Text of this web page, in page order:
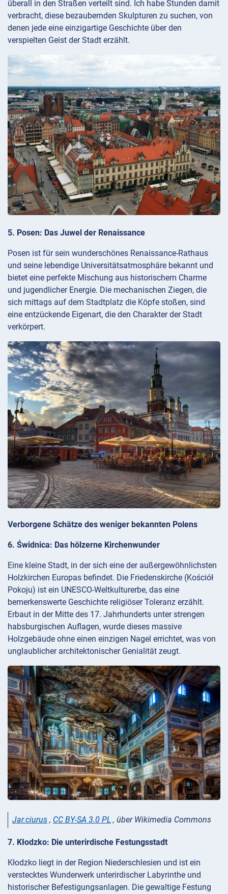
überall in den Straßen verteilt sind. Ich habe Stunden damit
verbracht, diese bezaubernden Skulpturen zu suchen, von
denen jede eine einzigartige Geschichte über den
verspielten Geist der Stadt erzählt.
5. Posen: Das Juwel der Renaissance
Posen ist für sein wunderschönes Renaissance-Rathaus
und seine lebendige Universitätsatmosphäre bekannt und
bietet eine perfekte Mischung aus historischem Charme
und jugendlicher Energie. Die mechanischen Ziegen, die
sich mittags auf dem Stadtplatz die Köpfe stoßen, sind
eine entzückende Eigenart, die den Charakter der Stadt
verkörpert.
Verborgene Schätze des weniger bekannten Polens
6. Świdnica: Das hölzerne Kirchenwunder
Eine kleine Stadt, in der sich eine der außergewöhnlichsten
Holzkirchen Europas befindet. Die Friedenskirche (Kościół
Pokoju) ist ein UNESCO-Weltkulturerbe, das eine
bemerkenswerte Geschichte religiöser Toleranz erzählt.
Erbaut in der Mitte des 17. Jahrhunderts unter strengen
habsburgischen Auflagen, wurde dieses massive
Holzgebäude ohne einen einzigen Nagel errichtet, was von
unglaublicher architektonischer Genialität zeugt.
Jar.ciurus , CC BY-SA 3.0 PL , über Wikimedia Commons
7. Kłodzko: Die unterirdische Festungsstadt
Kłodzko liegt in der Region Niederschlesien und ist ein
verstecktes Wunderwerk unterirdischer Labyrinthe und
historischer Befestigungsanlagen. Die gewaltige Festung